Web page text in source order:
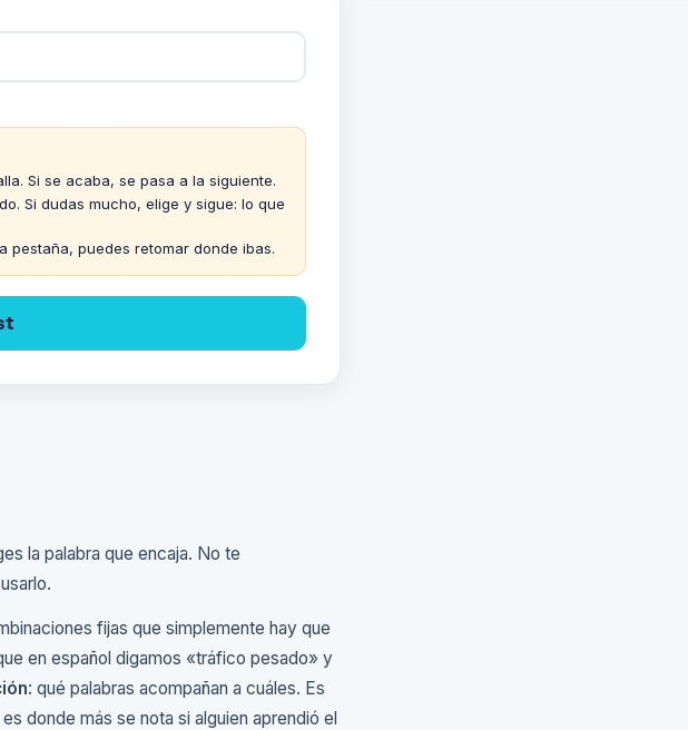
Si se acaba, se pasa a la siguiente.
Si dudas mucho, elige y sigue: lo que
pestaña, puedes retomar donde ibas.
la palabra que encaja. No te
fijas que simplemente hay que
en español digamos «tráfico pesado» y
: qué palabras acompañan a cuáles. Es
donde más se nota si alguien aprendió el